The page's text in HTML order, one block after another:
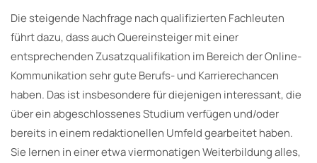
Die steigende Nachfrage nach qualifizierten Fachleuten
führt dazu, dass auch Quereinsteiger mit einer
entsprechenden Zusatzqualifikation im Bereich der Online-
Kommunikation sehr gute Berufs- und Karrierechancen
haben. Das ist insbesondere für diejenigen interessant, die
über ein abgeschlossenes Studium verfügen und/oder
bereits in einem redaktionellen Umfeld gearbeitet haben.
Sie lernen in einer etwa viermonatigen Weiterbildung alles,